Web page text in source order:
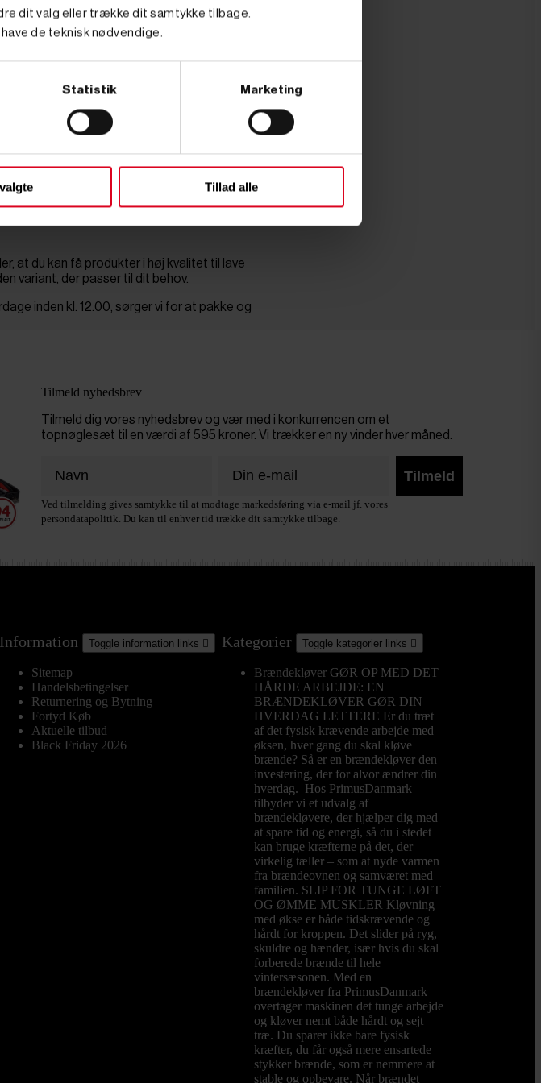
dit valg eller trække dit samtykke tilbage.
de teknisk nødvendige.
Statistik Marketing
Tillad alle
Den dobbeltsidede magnet gør
som du skal bruge.
at miste lige præcis den møtrik, som du lige
har brug for at holde dine skruer og
så du kan fastgøre dem til emner uden at
at du kan få produkter i høj kvalitet til lave
variant, der passer til dit behov.
inden kl. 12.00, sørger vi for at pakke og
Tilmeld nyhedsbrev
Tilmeld dig vores nyhedsbrev og vær med i konkurrencen om et
topnøglesæt til en værdi af 595 kroner. Vi trækker en ny vinder hver måned.
Tilmeld
Ved tilmelding gives samtykke til at modtage markedsføring via e-mail jf. vores
persondatapolitik. Du kan til enhver tid trække dit samtykke tilbage.
Information Toggle information links 
Sitemap
Handelsbetingelser
Returnering og Bytning
Fortyd Køb
Aktuelle tilbud
Black Friday 2026
Kategorier Toggle kategorier links 
Brændekløver GØR OP MED DET
HÅRDE ARBEJDE: EN
BRÆNDEKLØVER GØR DIN
HVERDAG LETTERE Er du træt
af det fysisk krævende arbejde med
øksen, hver gang du skal kløve
brænde? Så er en brændekløver den
investering, der for alvor ændrer din
hverdag. Hos PrimusDanmark
tilbyder vi et udvalg af
brændekløvere, der hjælper dig med
at spare tid og energi, så du i stedet
kan bruge kræfterne på det, der
virkelig tæller – som at nyde varmen
fra brændeovnen og samværet med
familien. SLIP FOR TUNGE LØFT
OG ØMME MUSKLER Kløvning
med økse er både tidskrævende og
hårdt for kroppen. Det slider på ryg,
skuldre og hænder, især hvis du skal
forberede brænde til hele
vintersæsonen. Med en
brændekløver fra PrimusDanmark
overtager maskinen det tunge arbejde
og kløver nemt både hårdt og sejt
træ. Du sparer ikke bare fysisk
kræfter, du får også mere ensartede
stykker brænde, som er nemmere at
stable og opbevare. Når brændet